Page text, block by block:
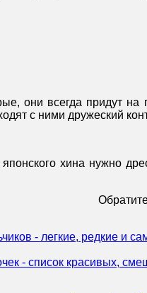
они всегда придут
с ними дружеский
хина нужно
- легкие, редкие и
- список красивых,